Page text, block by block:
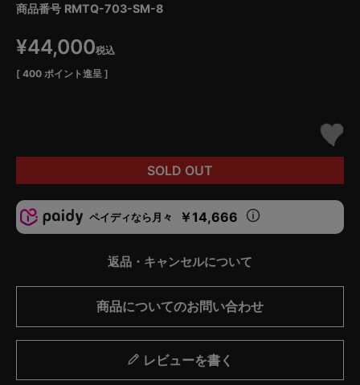
商品番号 RMTQ-703-SM-8
¥44,000税込
[ 400 ポイント進呈 ]
SOLD OUT
ペイディなら月々 ￥14,666
返品・キャンセルについて
商品についてのお問い合わせ
レビューを書く